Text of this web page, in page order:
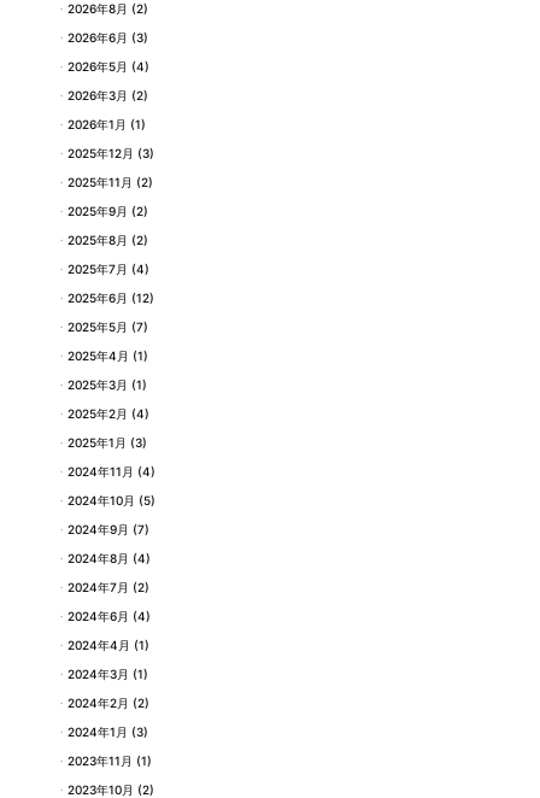
2026年8月 (2)
2026年6月 (3)
2026年5月 (4)
2026年3月 (2)
2026年1月 (1)
2025年12月 (3)
2025年11月 (2)
2025年9月 (2)
2025年8月 (2)
2025年7月 (4)
2025年6月 (12)
2025年5月 (7)
2025年4月 (1)
2025年3月 (1)
2025年2月 (4)
2025年1月 (3)
2024年11月 (4)
2024年10月 (5)
2024年9月 (7)
2024年8月 (4)
2024年7月 (2)
2024年6月 (4)
2024年4月 (1)
2024年3月 (1)
2024年2月 (2)
2024年1月 (3)
2023年11月 (1)
2023年10月 (2)